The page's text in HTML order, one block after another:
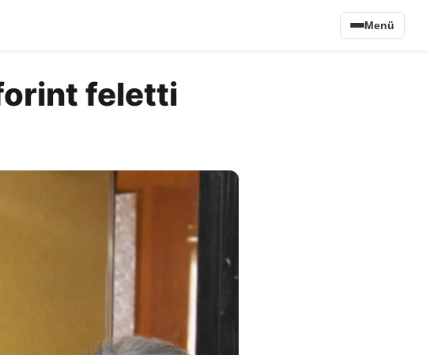
Menü
feletti